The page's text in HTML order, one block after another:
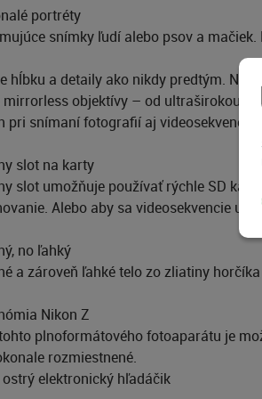
portréty
snímky ľudí alebo psov a
hĺbku a detaily ako nikdy predtým.
objektívy – od
pri snímaní fotografií aj videosekvencií.
slot na karty
slot umožňuje používať rýchle SD
Alebo aby sa videosekvencie
no ľahký
a zároveň ľahké telo zo zliatiny
Nikon Z
plnoformátového fotoaparátu je
rozmiestnené.
elektronický hľadáčik